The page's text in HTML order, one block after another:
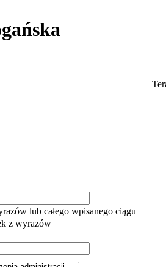
lub całego wpisanego ciągu
z wyrazów